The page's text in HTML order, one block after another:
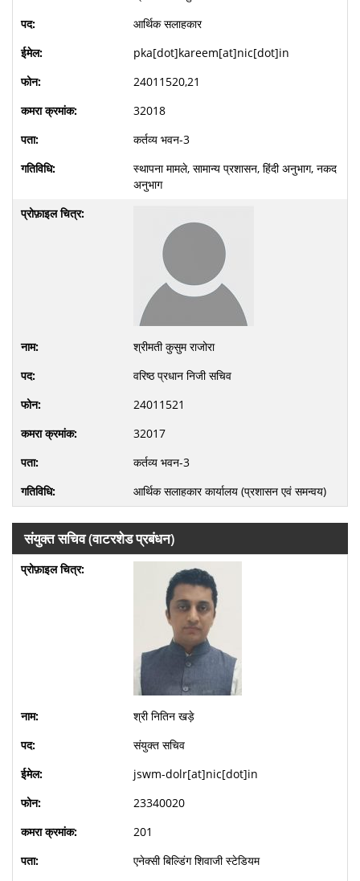
आर्थिक सलाहकार
pka[dot]kareem[at]nic[dot]in
24011520,21
32018
कर्तव्य भवन-3
स्थापना मामले, सामान्य प्रशासन, हिंदी अनुभाग, नकद
अनुभाग
श्रीमती कुसुम राजोरा
वरिष्ठ प्रधान निजी सचिव
24011521
32017
कर्तव्य भवन-3
आर्थिक सलाहकार कार्यालय (प्रशासन एवं समन्वय)
संयुक्त सचिव (वाटरशेड प्रबंधन)
श्री नितिन खड़े
संयुक्त सचिव
jswm-dolr[at]nic[dot]in
23340020
201
एनेक्सी बिल्डिंग शिवाजी स्टेडियम